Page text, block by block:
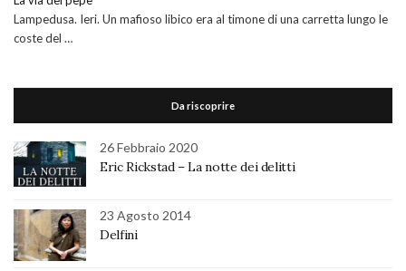
Lampedusa. Ieri. Un mafioso libico era al timone di una carretta lungo le
coste del …
Da riscoprire
26 Febbraio 2020
Eric Rickstad – La notte dei delitti
23 Agosto 2014
Delfini